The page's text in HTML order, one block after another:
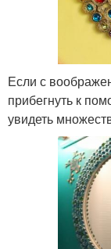
Если с
прибегнуть к
увидеть